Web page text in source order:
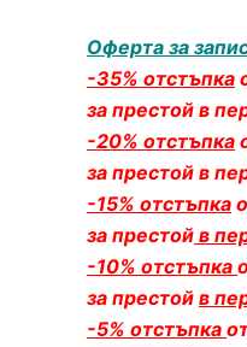
Оферта за
-35% отстъпка
за престой в
-20% отстъпка
за престой в
-15% отстъпка
за престой в
-10% отстъпка
за престой в
-5% отстъпка